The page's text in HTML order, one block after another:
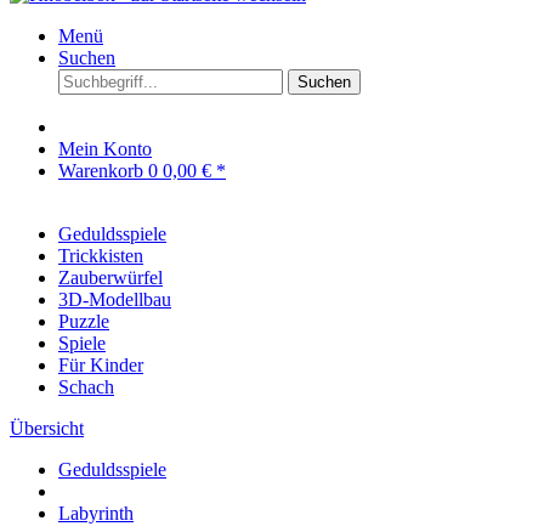
Menü
Suchen
Suchen
Mein Konto
Warenkorb 0 0,00 € *
Geduldsspiele
Trickkisten
Zauberwürfel
3D-Modellbau
Puzzle
Spiele
Für Kinder
Schach
Übersicht
Geduldsspiele
Labyrinth